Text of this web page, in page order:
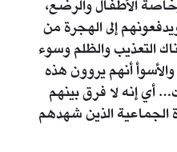
الأطفال والرضع،
إلى الهجرة من
التعذيب والظلم وسوء
أنهم يروون هذه
أي إنه لا فرق بينهم
الجماعية الذين شهدهم